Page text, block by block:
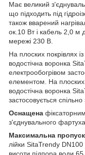
Має великий
що підходить під
також вварений
ок.10 Вт і кабель 2,0 м
мережі 230 В.
На плоских покрівлях
водостічна воронка
електрообогрівом
елементом. На плоских
водостічна воронка
застосовується
Оснащена
з'єднувального
Максимальна
лійки SitaTrendy DN100